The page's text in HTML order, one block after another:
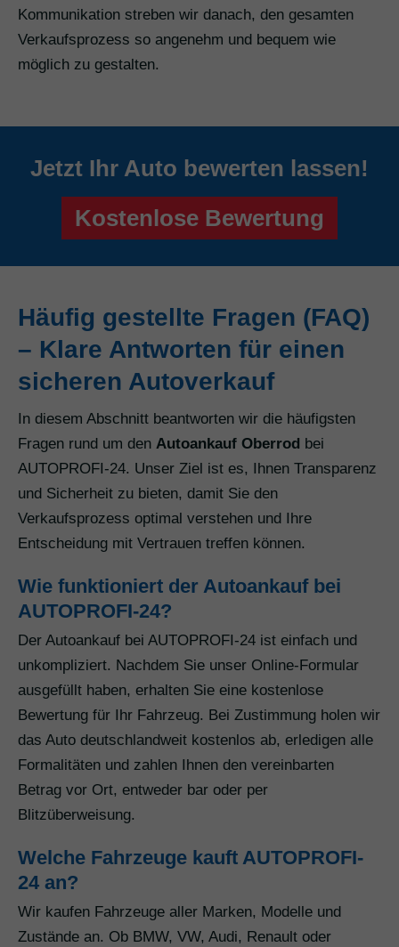
Kommunikation streben wir danach, den gesamten
Verkaufsprozess so angenehm und bequem wie
möglich zu gestalten.
Jetzt Ihr Auto bewerten lassen!
Kostenlose Bewertung
Häufig gestellte Fragen (FAQ)
– Klare Antworten für einen
sicheren Autoverkauf
In diesem Abschnitt beantworten wir die häufigsten
Fragen rund um den Autoankauf Oberrod bei
AUTOPROFI-24. Unser Ziel ist es, Ihnen Transparenz
und Sicherheit zu bieten, damit Sie den
Verkaufsprozess optimal verstehen und Ihre
Entscheidung mit Vertrauen treffen können.
Wie funktioniert der Autoankauf bei
AUTOPROFI-24?
Der Autoankauf bei AUTOPROFI-24 ist einfach und
unkompliziert. Nachdem Sie unser Online-Formular
ausgefüllt haben, erhalten Sie eine kostenlose
Bewertung für Ihr Fahrzeug. Bei Zustimmung holen wir
das Auto deutschlandweit kostenlos ab, erledigen alle
Formalitäten und zahlen Ihnen den vereinbarten
Betrag vor Ort, entweder bar oder per
Blitzüberweisung.
Welche Fahrzeuge kauft AUTOPROFI-
24 an?
Wir kaufen Fahrzeuge aller Marken, Modelle und
Zustände an. Ob BMW, VW, Audi, Renault oder